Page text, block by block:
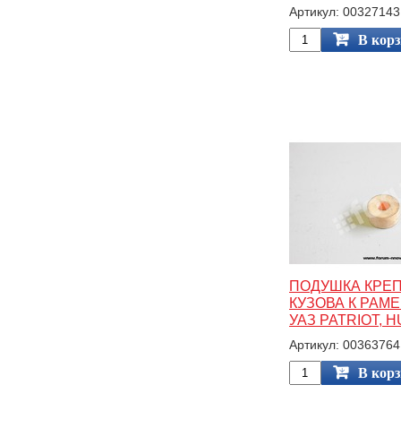
Артикул: 00327143
В
ПОДУШКА
КУЗОВА К
УАЗ PATRIOT,
Артикул: 00363764
В